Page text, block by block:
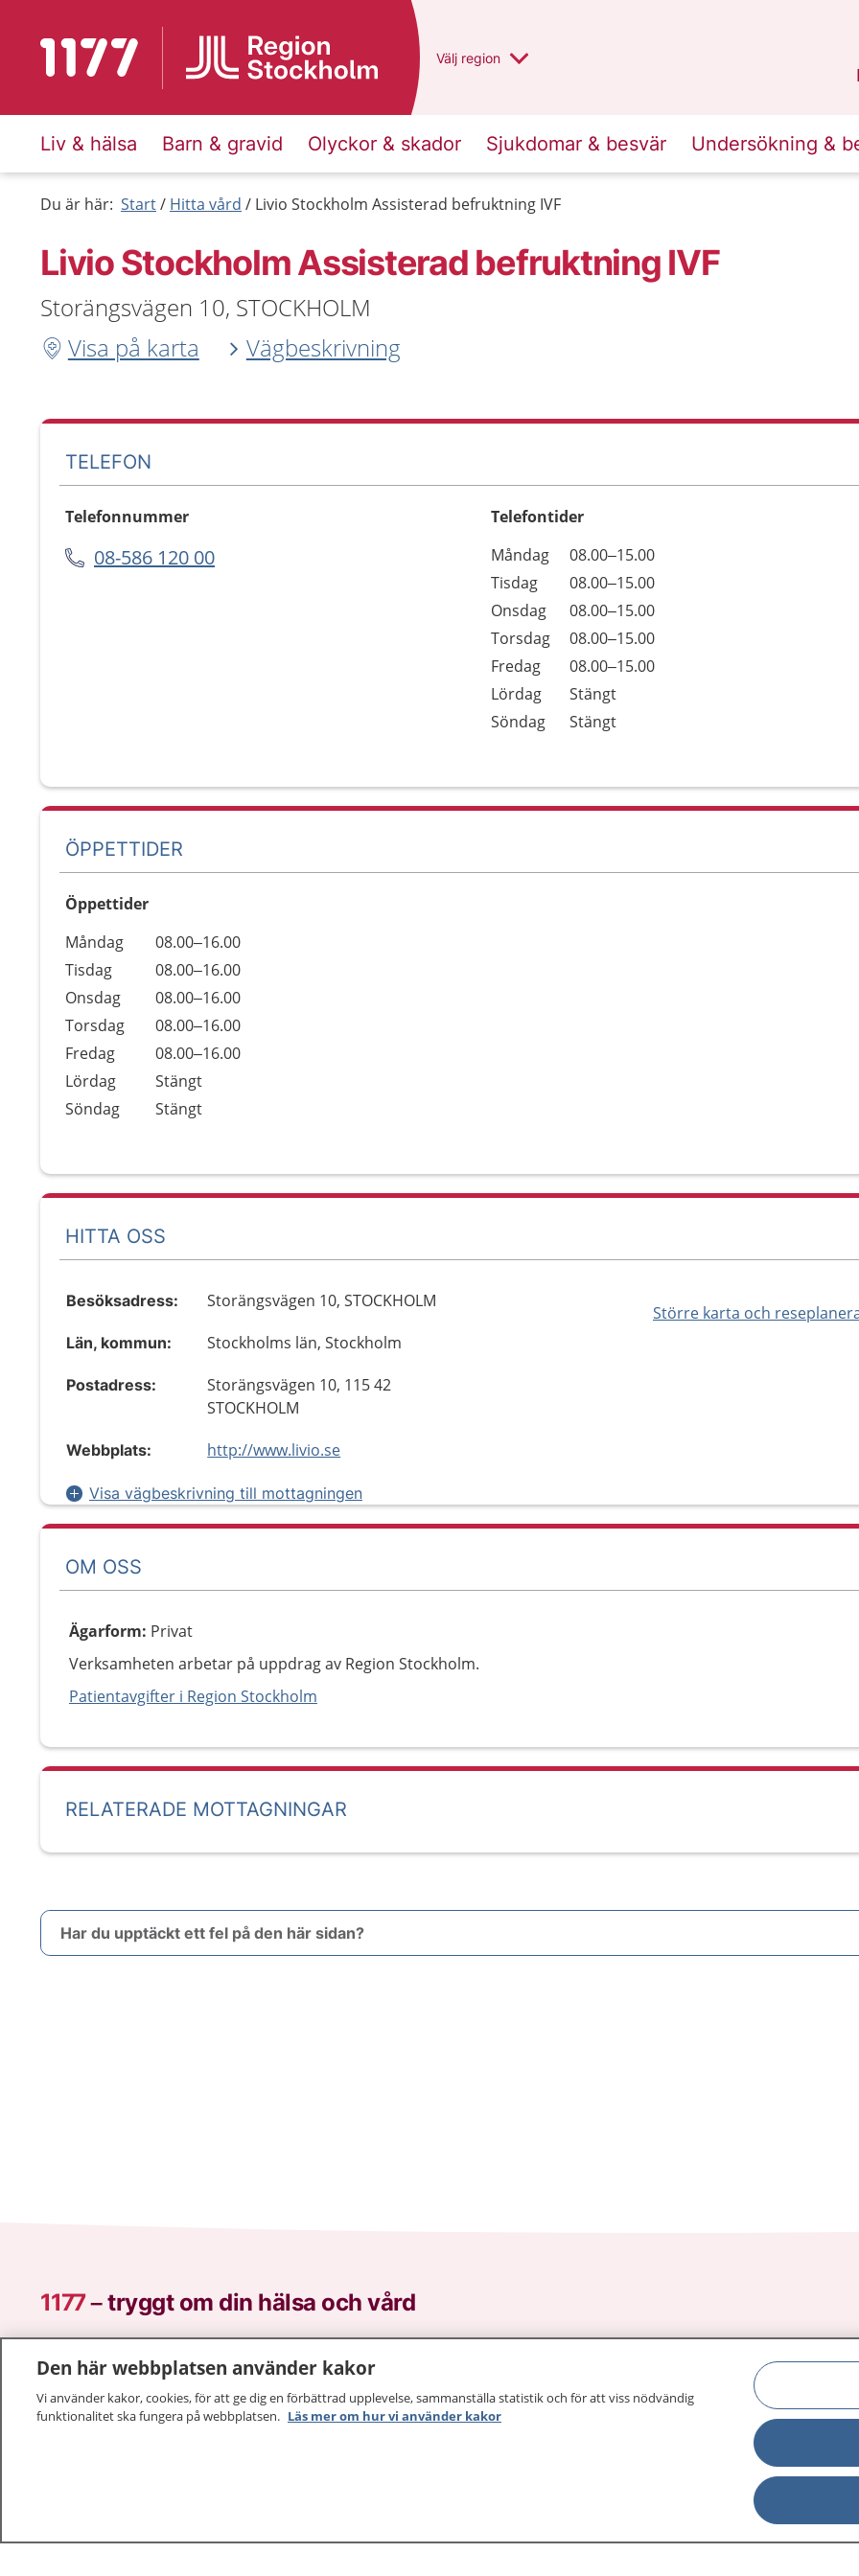
Till startsidan för 1177 Du har valt region
Välj en annan
region
Liv & hälsa Barn & gravid Olyckor & skador Sjukdomar & besvär Undersökning &
Du är här: Start Hitta vård Livio Stockholm Assisterad befruktning IVF
Livio Stockholm Assisterad befruktning IVF
Storängsvägen 10, STOCKHOLM
Visa på karta
Vägbeskrivning
TELEFON
Telefonnummer
08-586 120 00
Telefontider
Dag
Öppettider
Kommentarer
Måndag
08.00–15.00
Tisdag
08.00–15.00
Onsdag
08.00–15.00
Torsdag
08.00–15.00
Fredag
08.00–15.00
Lördag
Stängt
Söndag
Stängt
ÖPPETTIDER
Öppettider
Dag
Öppettider
Kommentarer
Måndag
08.00–16.00
Tisdag
08.00–16.00
Onsdag
08.00–16.00
Torsdag
08.00–16.00
Fredag
08.00–16.00
Lördag
Stängt
Söndag
Stängt
HITTA OSS
Större karta och
Besöksadress: Storängsvägen 10, STOCKHOLM
Län, kommun: Stockholms län, Stockholm
Postadress:
Storängsvägen 10, 115 42
STOCKHOLM
Webbplats: http://www.livio.se
Visa vägbeskrivning till mottagningen
OM OSS
Ägarform: Privat
Verksamheten arbetar på uppdrag av Region Stockholm.
Patientavgifter i Region Stockholm
RELATERADE MOTTAGNINGAR
Har du upptäckt ett fel på den här sidan?
1177–tryggt om din hälsa och vård
vilka mottagningar du kan kontakta. Logga in för att läsa din journal
och göra dina vårdärenden. Ring telefonnummer 1177 för
sjukvårdsrådgivning dygnet runt.
Lättläst svenska
Den här webbplatsen använder kakor
Vi använder kakor, cookies, för att ge dig en förbättrad upplevelse, sammanställa statistik och för att viss nödvändig
funktionalitet ska fungera på webbplatsen. Läs mer om hur vi använder kakor